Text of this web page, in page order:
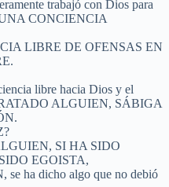
trabajó con Dios para
CONCIENCIA
LIBRE DE OFENSAS EN
libre hacia Dios y el
ALGUIEN, SÁBIGA
SI HA SIDO
EGOISTA,
ha dicho algo que no debió